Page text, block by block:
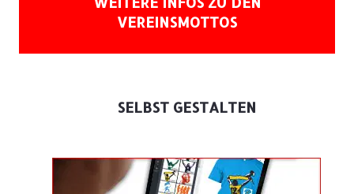
VEREINSMOTTOS
SELBST GESTALTEN